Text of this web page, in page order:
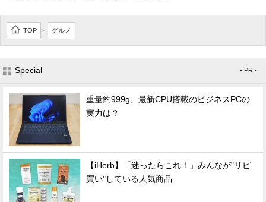
TOP > グルメ
Special - PR -
重量約999g、最新CPU搭載のビジネスPCの
実力は？
【iHerb】「迷ったらこれ！」みんなが"リピ
買い"している人気商品